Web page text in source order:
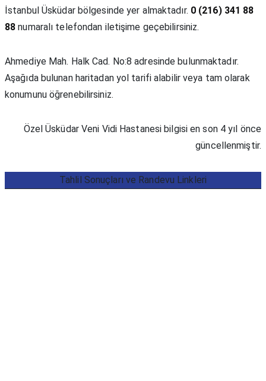
İstanbul Üsküdar bölgesinde yer almaktadır. 0 (216) 341 88
88 numaralı telefondan iletişime geçebilirsiniz.
Ahmediye Mah. Halk Cad. No:8 adresinde bulunmaktadır.
Aşağıda bulunan haritadan yol tarifi alabilir veya tam olarak
konumunu öğrenebilirsiniz.
Özel Üsküdar Veni Vidi Hastanesi bilgisi en son 4 yıl önce
güncellenmiştir.
Tahlil Sonuçları ve Randevu Linkleri